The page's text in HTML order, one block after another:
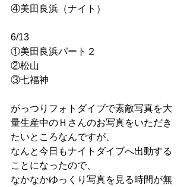
④美田良浜（ナイト）
6/13
①美田良浜パート２
②松山
③七福神
がっつりフォトダイブで素敵写真を大
量生産中のＨさんのお写真をいただき
たいところなんですが、
なんと今日もナイトダイブへ出動する
ことになったので、
なかなかゆっくり写真を見る時間が無